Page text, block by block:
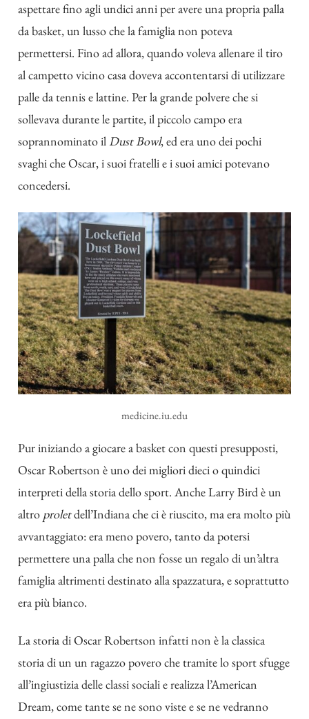
aspettare fino agli undici anni per avere una propria palla
da basket, un lusso che la famiglia non poteva
permettersi. Fino ad allora, quando voleva allenare il tiro
al campetto vicino casa doveva accontentarsi di utilizzare
palle da tennis e lattine. Per la grande polvere che si
sollevava durante le partite, il piccolo campo era
soprannominato ilDust Bowl, ed era uno dei pochi
svaghi che Oscar, i suoi fratelli e i suoi amici potevano
concedersi.
medicine.iu.edu
Pur iniziando a giocare a basket con questi presupposti,
Oscar Robertson è uno dei migliori dieci o quindici
interpreti della storia dello sport. Anche Larry Bird è un
altro proletdell’Indiana che ci è riuscito, ma era molto più
avvantaggiato: era meno povero, tanto da potersi
permettere una palla che non fosse un regalo di un’altra
famiglia altrimenti destinato alla spazzatura, e soprattutto
era più bianco.
La storia di Oscar Robertson infatti non è la classica
storia di un un ragazzo povero che tramite lo sport sfugge
all’ingiustizia delle classi sociali e realizza l’American
Dream, come tante se ne sono viste e se ne vedranno